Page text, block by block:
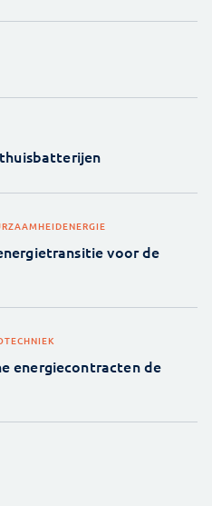
ENERGIE
voor de
energiecontracten de